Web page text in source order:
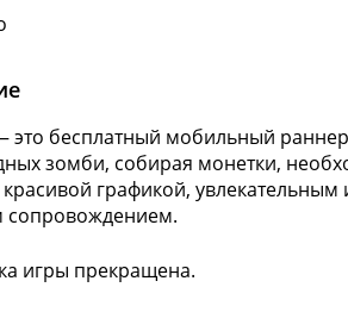
бесплатный мобильный
зомби, собирая монетки,
красивой графикой,
сопровождением.
игры прекращена.